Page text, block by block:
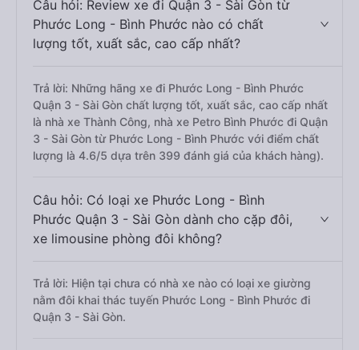
Câu hỏi: Review xe đi Quận 3 - Sài Gòn từ
Phước Long - Bình Phước nào có chất
lượng tốt, xuất sắc, cao cấp nhất?
Trả lời: Những hãng xe đi Phước Long - Bình Phước
Quận 3 - Sài Gòn chất lượng tốt, xuất sắc, cao cấp nhất
là nhà xe Thành Công, nhà xe Petro Bình Phước đi Quận
3 - Sài Gòn từ Phước Long - Bình Phước với điểm chất
lượng là 4.6/5 dựa trên 399 đánh giá của khách hàng).
Câu hỏi: Có loại xe Phước Long - Bình
Phước Quận 3 - Sài Gòn dành cho cặp đôi,
xe limousine phòng đôi không?
Trả lời: Hiện tại chưa có nhà xe nào có loại xe giường
nằm đôi khai thác tuyến Phước Long - Bình Phước đi
Quận 3 - Sài Gòn.